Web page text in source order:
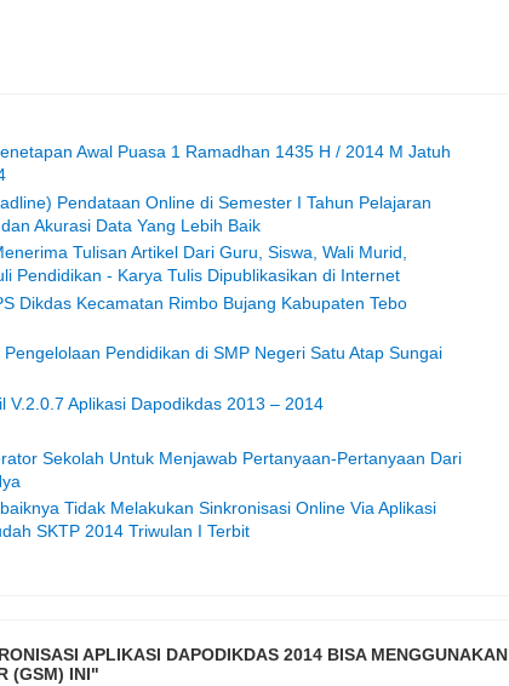
Awal Puasa 1 Ramadhan 1435 H / 2014 M Jatuh
Pendataan Online di Semester I Tahun Pelajaran
Akurasi Data Yang Lebih Baik
Tulisan Artikel Dari Guru, Siswa, Wali Murid,
Pendidikan - Karya Tulis Dipublikasikan di Internet
Dikdas Kecamatan Rimbo Bujang Kabupaten Tebo
Pendidikan di SMP Negeri Satu Atap Sungai
V.2.0.7 Aplikasi Dapodikdas 2013 – 2014
Sekolah Untuk Menjawab Pertanyaan-Pertanyaan Dari
Tidak Melakukan Sinkronisasi Online Via Aplikasi
SKTP 2014 Triwulan I Terbit
APLIKASI DAPODIKDAS 2014 BISA MENGGUNAKAN
(GSM) INI"